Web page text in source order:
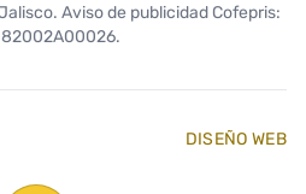
Aviso de publicidad Cofepris:
DISEÑO WEB